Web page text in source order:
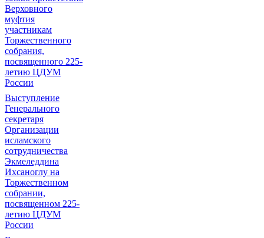
Верховного
муфтия
участникам
Торжественного
собрания,
посвященного 225-
летию ЦДУМ
России
Выступление
Генерального
секретаря
Организации
исламского
сотрудничества
Экмеледдина
Ихсаноглу на
Торжественном
собрании,
посвященном 225-
летию ЦДУМ
России